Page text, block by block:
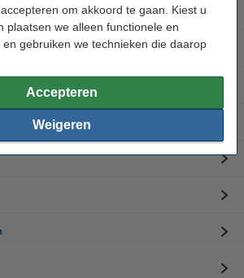
om akkoord te gaan. Kiest u
plaatsen we alleen functionele en
gebruiken we technieken die daarop
Accepteren
Weigeren